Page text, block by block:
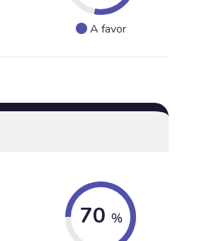
A favor
70 %